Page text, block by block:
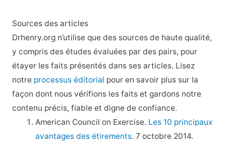
Sources des articles
Drhenry.org n’utilise que des sources de haute qualité,
y compris des études évaluées par des pairs, pour
étayer les faits présentés dans ses articles. Lisez
notre processus éditorial pour en savoir plus sur la
façon dont nous vérifions les faits et gardons notre
contenu précis, fiable et digne de confiance.
American Council on Exercise. Les 10 principaux
avantages des étirements. 7 octobre 2014.